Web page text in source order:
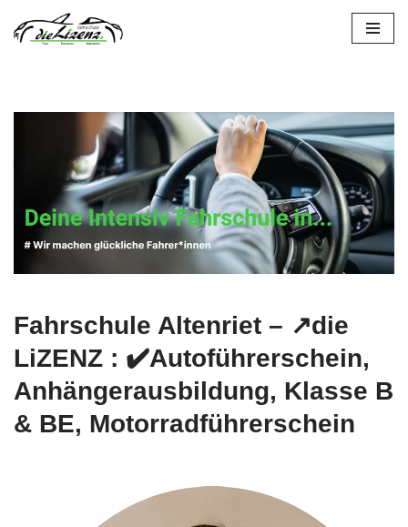
Fahrschule Altenriet – ↗️die
LiZENZ : ✔️Autoführerschein,
Anhängerausbildung, Klasse B
& BE, Motorradführerschein